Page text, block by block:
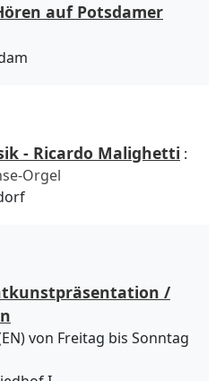
auf Potsdamer
- Ricardo Malighetti :
Orgel
/
von Freitag bis Sonntag